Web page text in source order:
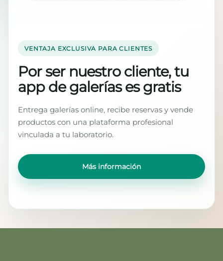
VENTAJA EXCLUSIVA PARA CLIENTES
Por ser nuestro cliente, tu
app de galerías es gratis
Entrega galerías online, recibe reservas y vende
productos con una plataforma profesional
vinculada a tu laboratorio.
Más información